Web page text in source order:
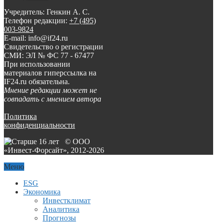
Учредитель: Генкин А. С.
Телефон редакции: +7 (495)
003-9824
E-mail: info@if24.ru
Свидетельство о регистрации
СМИ: ЭЛ № ФС 77 - 67477
При использовании
материалов гиперссылка на
IF24.ru обязательна.
Мнение редакции может не
совпадать с мнением автора
Политика
конфиденциальности
© ООО
«Инвест-Форсайт», 2012-2026
Меню
ESG
Экономика
Инвестклимат
Аналитика
Прогнозы